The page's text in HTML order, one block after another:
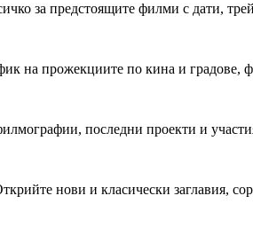
за предстоящите филми с дати,
на прожекциите по кина и градове,
последни проекти и
нови и класически заглавия,